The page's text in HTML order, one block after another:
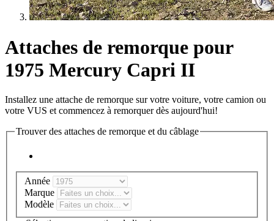
Attaches de remorque pour
1975 Mercury Capri II
Installez une attache de remorque sur votre voiture, votre camion ou
votre VUS et commencez à remorquer dès aujourd'hui!
Trouver des attaches de remorque et du câblage
Année
Marque
Modèle